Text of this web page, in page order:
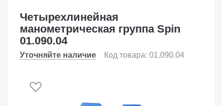
Четырехлинейная
манометрическая группа Spin
01.090.04
Уточняйте наличие Код товара: 01.090.04